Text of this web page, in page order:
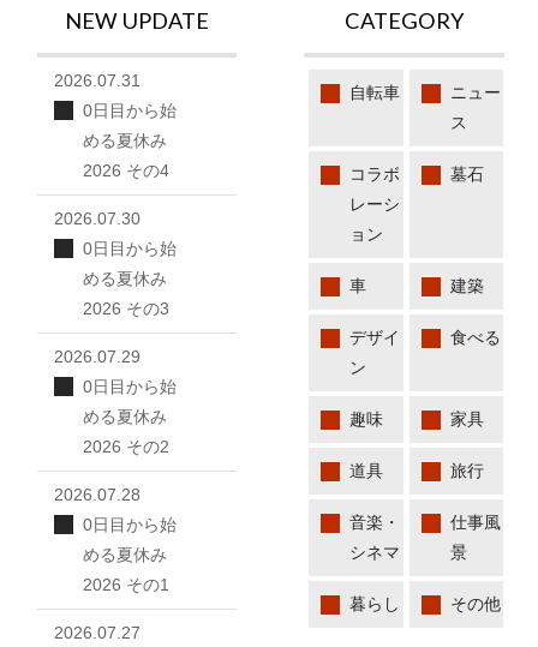
CATEGORY
自転車
ニュー
ス
コラボ
レーシ
ョン
墓石
車 建築
デザイ
ン
食べる
趣味 家具
道具 旅行
音楽・
シネマ
仕事風
景
暮らし その他
NEW UPDATE
2026.07.31
0日目から始
める夏休み
2026 その4
2026.07.30
0日目から始
める夏休み
2026 その3
2026.07.29
0日目から始
める夏休み
2026 その2
2026.07.28
0日目から始
める夏休み
2026 その1
2026.07.27